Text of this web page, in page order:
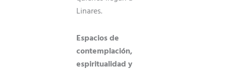
Linares.
Espacios de
contemplación,
espiritualidad y